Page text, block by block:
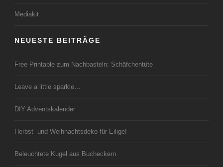
Mediakit
NEUESTE BEITRÄGE
Free Printable zum Nachbasteln: Schäfchentüte
Leave a little sparkle…
DIY Adventskalender
Herbst- und Weihnachtsdeko für Eilige!
Beleuchtete Kugel aus Bucheckern